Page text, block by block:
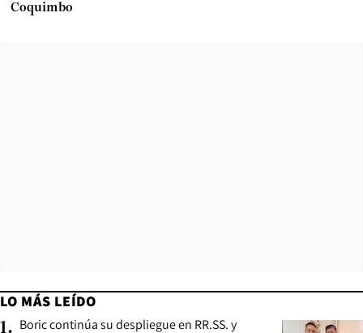
Coquimbo
LO MÁS LEÍDO
1. Boric continúa su despliegue en RR.SS. y